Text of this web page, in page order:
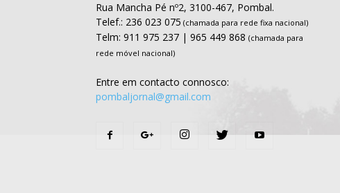
Rua Mancha Pé nº2, 3100-467, Pombal.
Telef.: 236 023 075 (chamada para rede fixa nacional)
Telm: 911 975 237 | 965 449 868 (chamada para
rede móvel nacional)
Entre em contacto connosco:
pombaljornal@gmail.com